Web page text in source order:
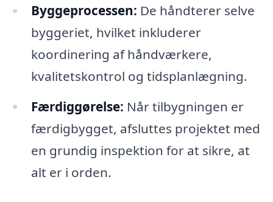
Byggeprocessen: De håndterer selve
byggeriet, hvilket inkluderer
koordinering af håndværkere,
kvalitetskontrol og tidsplanlægning.
Færdiggørelse: Når tilbygningen er
færdigbygget, afsluttes projektet med
en grundig inspektion for at sikre, at
alt er i orden.